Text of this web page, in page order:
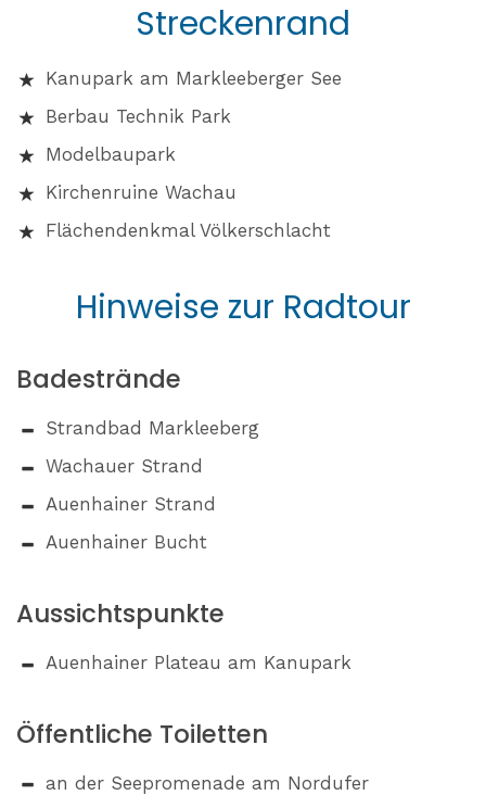
Streckenrand
Kanupark am Markleeberger See
Berbau Technik Park
Modelbaupark
Kirchenruine Wachau
Flächendenkmal Völkerschlacht
Hinweise zur Radtour
Badestrände
Strandbad Markleeberg
Wachauer Strand
Auenhainer Strand
Auenhainer Bucht
Aussichtspunkte
Auenhainer Plateau am Kanupark
Öffentliche Toiletten
an der Seepromenade am Nordufer